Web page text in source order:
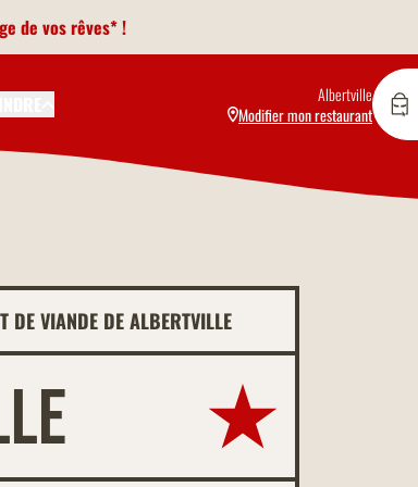
de vos rêves* !
Albertville
Modifier mon restaurant
DE VIANDE DE ALBERTVILLE